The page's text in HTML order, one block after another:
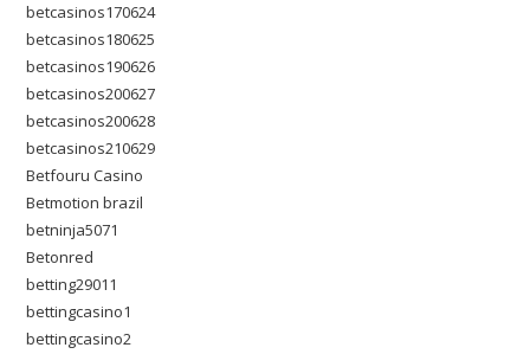
betcasinos170624
betcasinos180625
betcasinos190626
betcasinos200627
betcasinos200628
betcasinos210629
Betfouru Casino
Betmotion brazil
betninja5071
Betonred
betting29011
bettingcasino1
bettingcasino2